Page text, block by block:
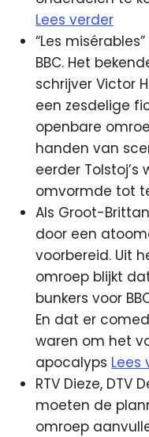
Lees verder
“Les
BBC. Het
schrijver Victor
een zesdelige
openbare
handen van
eerder Tolstoj’s
omvormde tot
Als Groot-
door een
voorbereid. Uit
omroep blijkt
bunkers voor
En dat er
waren om het
apocalyps Lees
RTV Dieze, DTV
moeten de
omroep